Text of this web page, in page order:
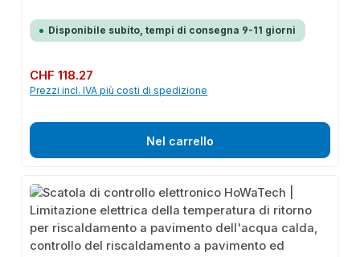
Disponibile subito, tempi di consegna 9-11 giorni
Prezzo normale:
CHF 118.27
Prezzi incl. IVA più costi di spedizione
Nel carrello